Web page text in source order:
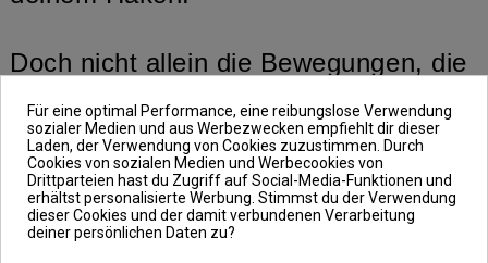
Doch nicht allein die Bewegungen, die
gehören zu dessen Vorteilen. Nutzt du
nämlich dieses Jig in Kombination mit
der idealen Hakengröße für deinen
Köder, so musst du nur noch die
einzelnen Kopfgewichte nach Bedarf
Für eine optimal Performance, eine reibungslose Verwendung
sozialer Medien und aus Werbezwecken empfiehlt dir dieser
Laden, der Verwendung von Cookies zuzustimmen. Durch
Cookies von sozialen Medien und Werbecookies von
Drittparteien hast du Zugriff auf Social-Media-Funktionen und
erhältst personalisierte Werbung. Stimmst du der Verwendung
dieser Cookies und der damit verbundenen Verarbeitung
deiner persönlichen Daten zu?